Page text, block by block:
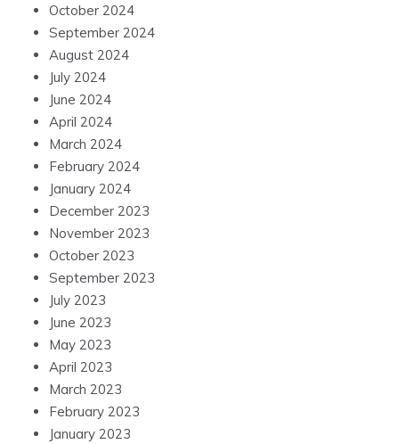
October 2024
September 2024
August 2024
July 2024
June 2024
April 2024
March 2024
February 2024
January 2024
December 2023
November 2023
October 2023
September 2023
July 2023
June 2023
May 2023
April 2023
March 2023
February 2023
January 2023